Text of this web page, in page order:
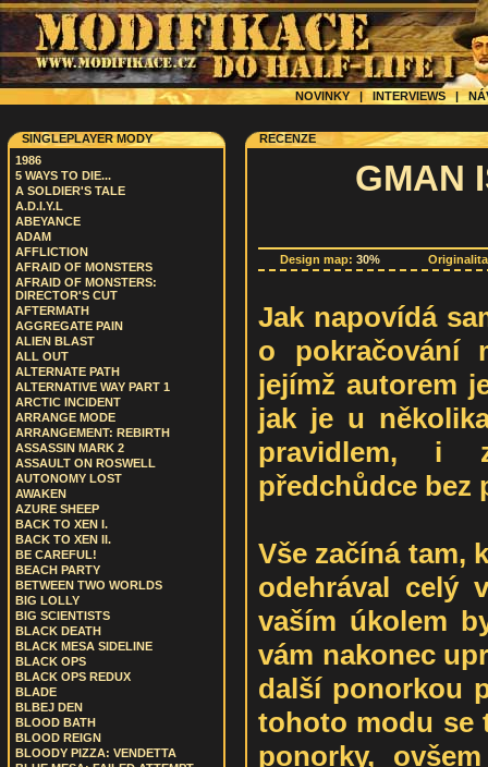
NOVINKY | INTERVIEWS|
SINGLEPLAYER MODY
1986
5 WAYS TO DIE...
A SOLDIER'S TALE
A.D.I.Y.L
ABEYANCE
ADAM
AFFLICTION
AFRAID OF MONSTERS
AFRAID OF MONSTERS:
DIRECTOR'S CUT
AFTERMATH
AGGREGATE PAIN
ALIEN BLAST
ALL OUT
ALTERNATE PATH
ALTERNATIVE WAY PART 1
ARCTIC INCIDENT
ARRANGE MODE
ARRANGEMENT: REBIRTH
ASSASSIN MARK 2
ASSAULT ON ROSWELL
AUTONOMY LOST
AWAKEN
AZURE SHEEP
BACK TO XEN I.
BACK TO XEN II.
BE CAREFUL!
BEACH PARTY
BETWEEN TWO WORLDS
BIG LOLLY
BIG SCIENTISTS
BLACK DEATH
BLACK MESA SIDELINE
BLACK OPS
BLACK OPS REDUX
BLADE
BLBEJ DEN
BLOOD BATH
BLOOD REIGN
BLOODY PIZZA: VENDETTA
RECENZE
GMAN
Design map: 30%
Jak napovídá
o pokračování
jejímž autorem
jak je u
pravidlem, i
předchůdce bez
Vše začíná tam,
odehrával celý
vaším úkolem
vám nakonec
další ponorkou
tohoto modu se
ponorky,